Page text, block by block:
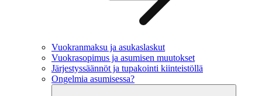
Vuokranmaksu ja asukaslaskut
Vuokrasopimus ja asumisen muutokset
Järjestyssäännöt ja tupakointi kiinteistöllä
Ongelmia asumisessa?